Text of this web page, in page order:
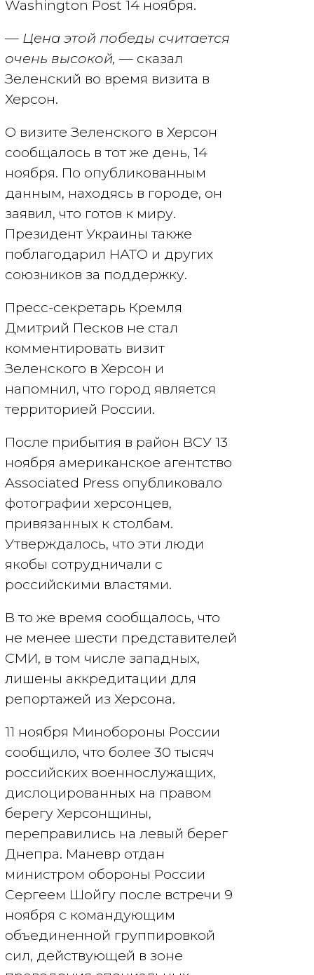
Washington Post 14 ноября.
— Цена этой победы считается
очень высокой, — сказал
Зеленский во время визита в
Херсон.
О визите Зеленского в Херсон
сообщалось в тот же день, 14
ноября. По опубликованным
данным, находясь в городе, он
заявил, что готов к миру.
Президент Украины также
поблагодарил НАТО и других
союзников за поддержку.
Пресс-секретарь Кремля
Дмитрий Песков не стал
комментировать визит
Зеленского в Херсон и
напомнил, что город является
территорией России.
После прибытия в район ВСУ 13
ноября американское агентство
Associated Press опубликовало
фотографии херсонцев,
привязанных к столбам.
Утверждалось, что эти люди
якобы сотрудничали с
российскими властями.
В то же время сообщалось, что
не менее шести представителей
СМИ, в том числе западных,
лишены аккредитации для
репортажей из Херсона.
11 ноября Минобороны России
сообщило, что более 30 тысяч
российских военнослужащих,
дислоцированных на правом
берегу Херсонщины,
переправились на левый берег
Днепра. Маневр отдан
министром обороны России
Сергеем Шойгу после встречи 9
ноября с командующим
объединенной группировкой
сил, действующей в зоне